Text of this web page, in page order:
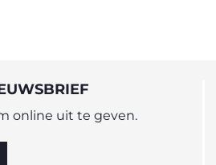
online uit te geven.